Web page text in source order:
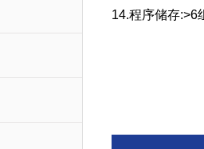
14.程序储存:>6